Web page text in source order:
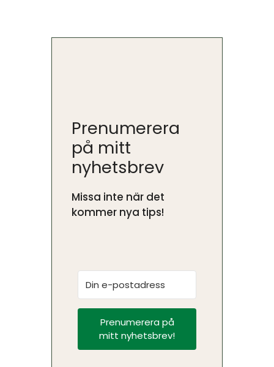
Prenumerera
på mitt
nyhetsbrev
Missa inte när det
kommer nya tips!
Prenumerera på
mitt nyhetsbrev!